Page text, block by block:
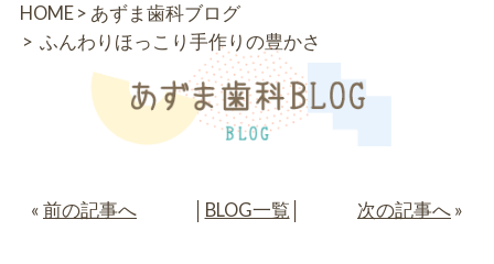
HOME
あずま歯科ブログ
ふんわりほっこり手作りの豊かさ
« 前の記事へ BLOG一覧 次の記事へ »